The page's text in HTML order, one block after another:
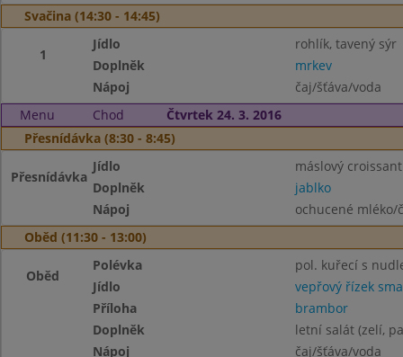
Svačina (14:30 - 14:45)
1
Jídlo
rohlík, tavený sýr
Doplněk
mrkev
Nápoj
čaj/šťáva/voda
Menu
Chod
Čtvrtek 24. 3. 2016
Přesnídávka (8:30 - 8:45)
Přesnídávka
Jídlo
máslový croissant
Doplněk
jablko
Nápoj
ochucené mléko/
Oběd (11:30 - 13:00)
Oběd
Polévka
pol. kuřecí s
Jídlo
vepřový řízek
Příloha
brambor
Doplněk
letní salát (zelí,
Nápoj
čaj/šťáva/voda